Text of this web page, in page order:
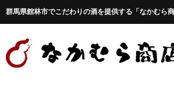
群馬県館林市でこだわりの酒を提供する「なかむら商